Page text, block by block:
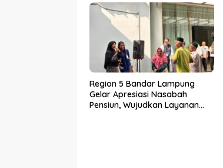
Region 5 Bandar Lampung
Gelar Apresiasi Nasabah
Pensiun, Wujudkan Layanan